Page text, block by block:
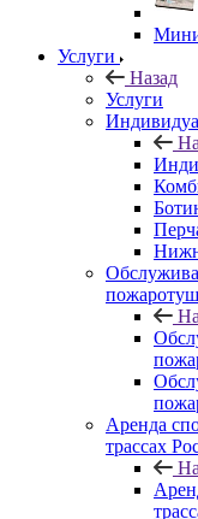
Услуги
Назад
Услуги
Аренда
трассах